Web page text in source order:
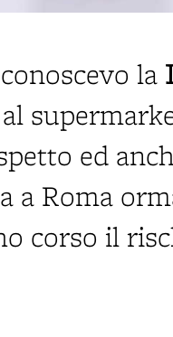
la
ed
a Roma
corso il